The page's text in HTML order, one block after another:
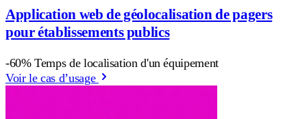
Application web de géolocalisation de pagers
pour établissements publics
-60% Temps de localisation d'un équipement
Voir le cas d’usage